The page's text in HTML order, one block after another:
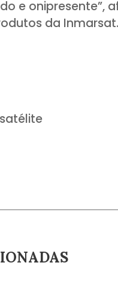
e onipresente”,
da Inmarsat.
satélite